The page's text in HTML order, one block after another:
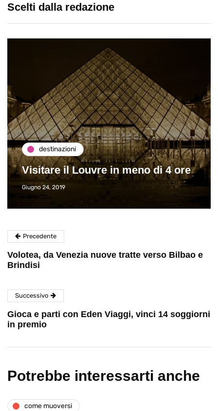
Scelti dalla redazione
destinazioni
Visitare il Louvre in meno di 4 ore
Giugno 24, 2019
Precedente
Volotea, da Venezia nuove tratte verso Bilbao e
Brindisi
Successivo
Gioca e parti con Eden Viaggi, vinci 14 soggiorni
in premio
Potrebbe interessarti anche
come muoversi